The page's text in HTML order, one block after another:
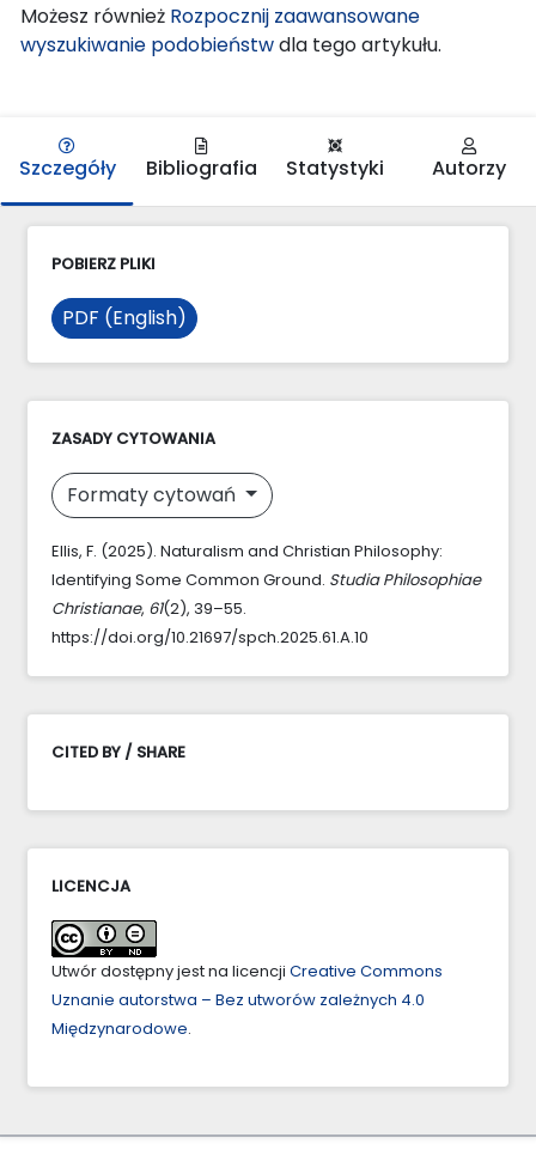
Możesz również Rozpocznij zaawansowane
wyszukiwanie podobieństwdla tego artykułu.
Szczegóły Bibliografia Statystyki Autorzy
POBIERZ PLIKI
PDF (English)
ZASADY CYTOWANIA
Formaty cytowań
Ellis, F. (2025). Naturalism and Christian Philosophy:
Identifying Some Common Ground. Studia Philosophiae
Christianae, 61(2), 39–55.
https://doi.org/10.21697/spch.2025.61.A.10
CITED BY / SHARE
LICENCJA
Utwór dostępny jest na licencji Creative Commons
Uznanie autorstwa – Bez utworów zależnych 4.0
Międzynarodowe.